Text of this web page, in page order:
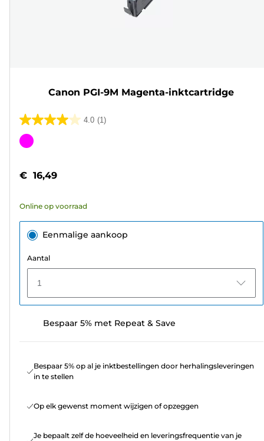
Canon PGI-9M Magenta-inktcartridge
4.0 (1)
4.0
van
sterren.
beoordeling
Kleurencartridge
€ 16,49
Online op voorraad
Eenmalige aankoop
Aantal
1
Bespaar 5% met Repeat & Save
Bespaar 5% op al je inktbestellingen door herhalingsleveringen
in te stellen
Op elk gewenst moment wijzigen of opzeggen
Je bepaalt zelf de hoeveelheid en leveringsfrequentie van je